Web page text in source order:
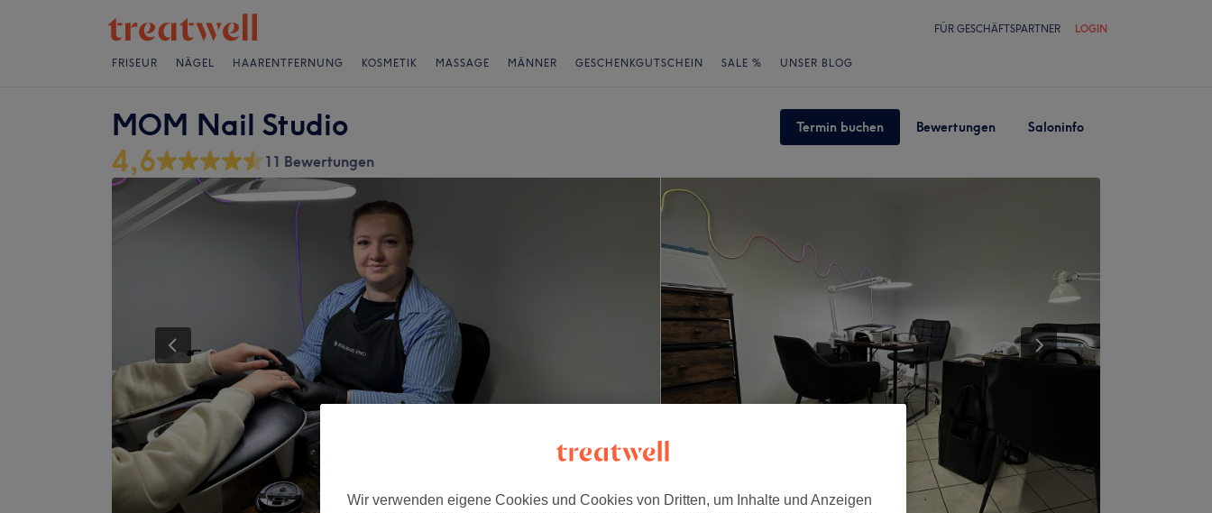
FÜR GESCHÄFTSPARTNER LOGIN
FRISEUR NÄGEL HAARENTFERNUNG KOSMETIK MASSAGE MÄNNER GESCHENKGUTSCHEIN SALE % UNSER BLOG
MOM Nail Studio Termin buchen Bewertungen Saloninfo
4,6 11 Bewertungen
Wir verwenden eigene Cookies und Cookies von Dritten, um Inhalte und Anzeigen